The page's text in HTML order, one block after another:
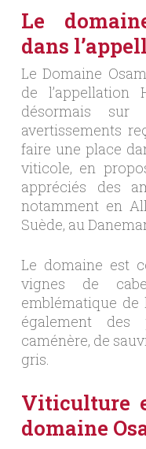
Le
dans
Le Domaine
de l’appellation
désormais sur
avertissements
faire une place
viticole, en
appréciés des
notamment en
Suède, au
Le domaine est
vignes de
emblématique
également
caménère, de
gris.
Viticulture
domaine